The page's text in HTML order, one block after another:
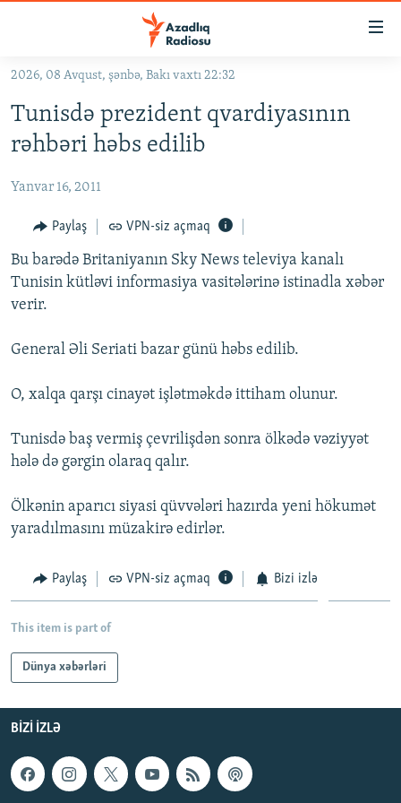
Əsas
qayıt
Əsas
qayıt
#ƏSLINDƏ
FƏRQƏ BAX
QANUNI DOĞRU
ARAŞDIRMA
VIDEO
FOTOQALEREYA
KARIKATURA
RADIO ARXIV
OXU ZALI
İSLAM VƏ DEMOKRATIYA
HAQQIMIZDA
PEŞƏ ETIKASI VƏ JURNALISTIKA STANDARTLARIMIZ
AZADLIQRADIOSU MOBIL TELEFONUNUZDA
XƏBƏR BÜLLETENLƏRIMIZ
BIZI IZLƏ
RFE/RL-in bütün saytları
2026, 08 Avqust, şənbə, Bakı vaxtı 22:32
Tunisdə prezident qvardiyasının
rəhbəri həbs edilib
Yanvar 16, 2011
Paylaş VPN-siz açmaq
Bu barədə Britaniyanın Sky News televiya kanalı
Tunisin kütləvi informasiya vasitələrinə istinadla xəbər
verir.
General Əli Seriati bazar günü həbs edilib.
O, xalqa qarşı cinayət işlətməkdə ittiham olunur.
Tunisdə baş vermiş çevrilişdən sonra ölkədə vəziyyət
hələ də gərgin olaraq qalır.
Ölkənin aparıcı siyasi qüvvələri hazırda yeni hökumət
yaradılmasını müzakirə edirlər.
Paylaş VPN-siz açmaq Bizi izlə
This item is part of
Dünya xəbərləri
BIZI IZLƏ